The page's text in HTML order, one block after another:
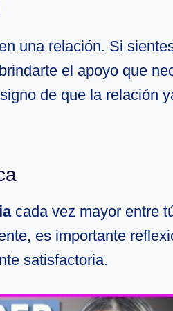
una relación. Si
el apoyo que
de que la relación
cada vez mayor entre
es importante
satisfactoria.